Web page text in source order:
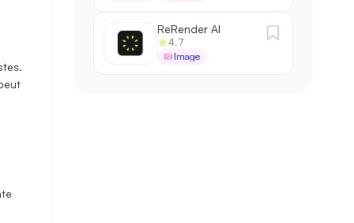
.
ReRender AI
4.7
Image